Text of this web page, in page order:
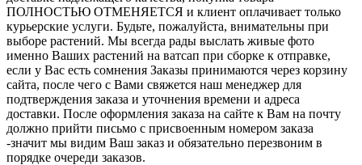
ПОЛНОСТЬЮ ОТМЕНЯЕТСЯ и клиент оплачивает только
курьерские услуги. Будьте, пожалуйста, внимательны при
выборе растений. Мы всегда рады выслать живые фото
именно Ваших растений на ватсап при сборке к отправке,
если у Вас есть сомнения Заказы принимаются через корзину
сайта, после чего с Вами свяжется наш менеджер для
подтверждения заказа и уточнения времени и адреса
доставки. После оформления заказа на сайте к Вам на почту
должно прийти письмо с присвоенным номером заказа
-значит мы видим Ваш заказ и обязательно перезвоним в
порядке очереди заказов.